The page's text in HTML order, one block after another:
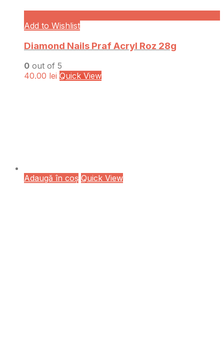
Add to Wishlist
Diamond Nails Praf Acryl Roz 28g
0 out of 5
40.00 lei Quick View
Adaugă în coș Quick View